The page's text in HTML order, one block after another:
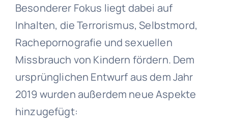
Besonderer Fokus liegt dabei auf
Inhalten, die Terrorismus, Selbstmord,
Rachepornografie und sexuellen
Missbrauch von Kindern fördern. Dem
ursprünglichen Entwurf aus dem Jahr
2019 wurden außerdem neue Aspekte
hinzugefügt: